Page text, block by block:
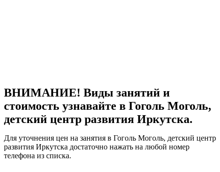
ВНИМАНИЕ! Виды занятий и
стоимость узнавайте в Гоголь Моголь,
детский центр развития Иркутска.
Для уточнения цен на занятия в Гоголь Моголь, детский центр
развития Иркутска достаточно нажать на любой номер
телефона из списка.